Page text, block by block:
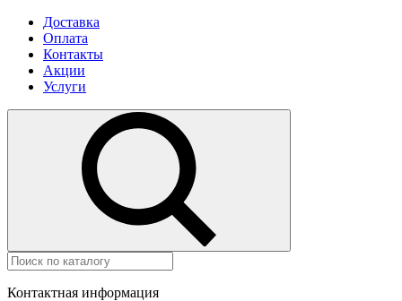
Доставка
Оплата
Контакты
Акции
Услуги
Контактная информация